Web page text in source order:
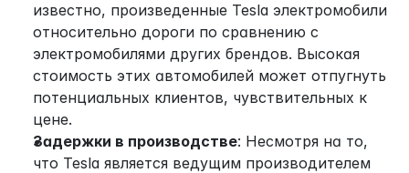
известно, произведенные Tesla электромобили
относительно дороги по сравнению с
электромобилями других брендов. Высокая
стоимость этих автомобилей может отпугнуть
потенциальных клиентов, чувствительных к
цене.
Задержки в производстве: Несмотря на то,
что Tesla является ведущим производителем